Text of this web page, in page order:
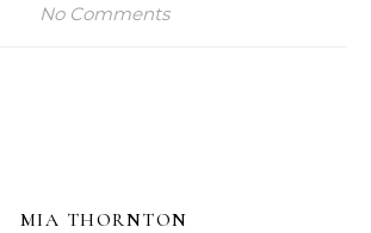
No Comments
MIA THORNTON